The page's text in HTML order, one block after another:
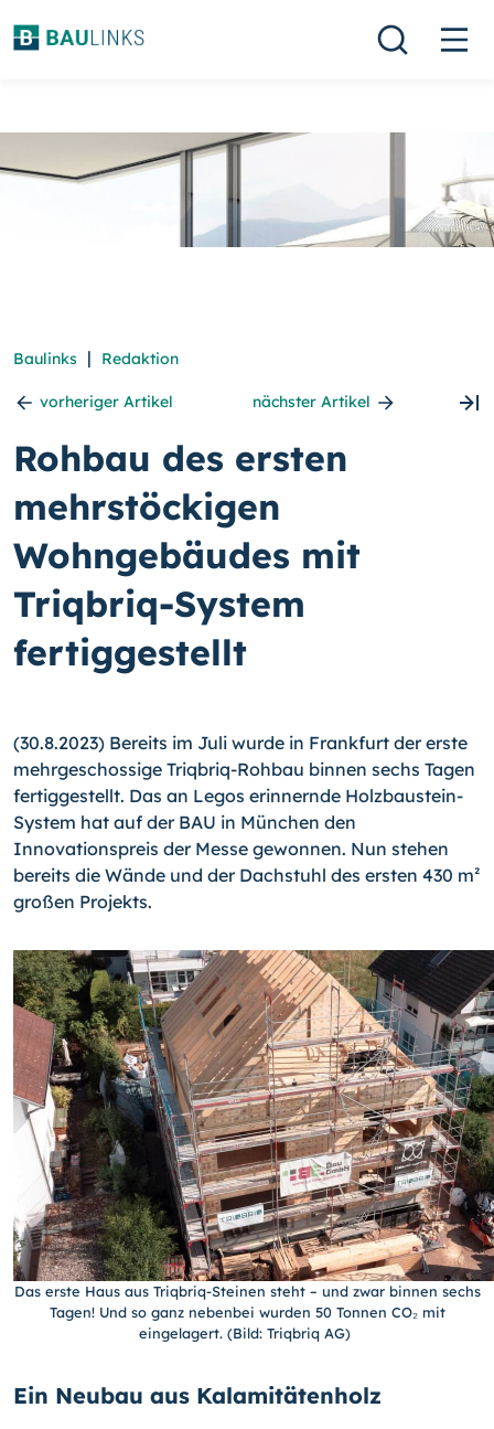
Baulinks | Redaktion
vorheriger Artikel nächster Artikel
Rohbau des ersten
mehrstöckigen
Wohngebäudes mit
Triqbriq-System
fertiggestellt
(30.8.2023) Bereits im Juli wurde in Frankfurt der erste
mehrgeschossige Triqbriq-Rohbau binnen sechs Tagen
fertiggestellt. Das an Legos erinnernde Holzbaustein-
System hat auf der BAU in München den
Innovationspreis der Messe gewonnen. Nun stehen
bereits die Wände und der Dachstuhl des ersten 430 m²
großen Projekts.
Das erste Haus aus Triqbriq-Steinen steht – und zwar binnen sechs
Tagen! Und so ganz nebenbei wurden 50 Tonnen CO₂ mit
eingelagert. (Bild: Triqbriq AG)
Ein Neubau aus Kalamitätenholz